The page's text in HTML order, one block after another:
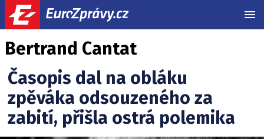
Bertrand Cantat
Časopis dal na obláku
zpěváka odsouzeného za
zabití, přišla ostrá polemika